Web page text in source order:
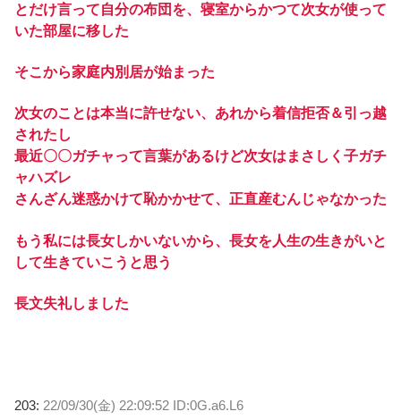
とだけ言って自分の布団を、寝室からかつて次女が使って
いた部屋に移した
そこから家庭内別居が始まった
次女のことは本当に許せない、あれから着信拒否＆引っ越
されたし
最近〇〇ガチャって言葉があるけど次女はまさしく子ガチ
ャハズレ
さんざん迷惑かけて恥かかせて、正直産むんじゃなかった
もう私には長女しかいないから、長女を人生の生きがいと
して生きていこうと思う
長文失礼しました
203: 22/09/30(金) 22:09:52 ID:0G.a6.L6